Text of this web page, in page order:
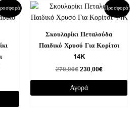
Προσφορά!
Σκουλαρίκι Πεταλούδα
Παιδικό Χρυσό Για Κορίτσι
14K
270,00€
Original
was:
230,00€
Η
τρέχουσα
τιμή
230,00€.
Αγορά